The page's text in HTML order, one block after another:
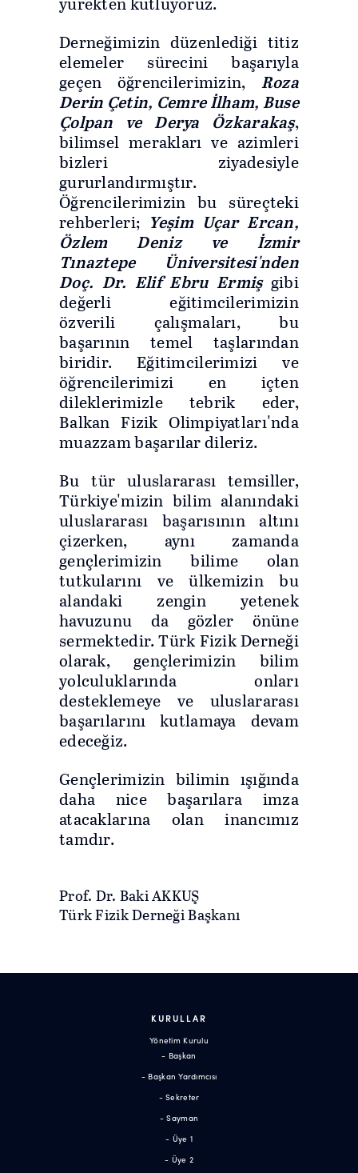
Derneğimizin düzenlediği titiz
elemeler sürecini başarıyla
geçen öğrencilerimizin,
Roza
Derin Çetin, Cemre İlham, Buse
Çolpan ve Derya Özkarakaş,
bilimsel merakları ve azimleri
bizleri ziyadesiyle
gururlandırmıştır.
Öğrencilerimizin bu süreçteki
rehberleri;
Yeşim Uçar Ercan,
Özlem Deniz ve İzmir
Tınaztepe Üniversitesi'nden
Doç. Dr. Elif Ebru Ermişgibi
değerli eğitimcilerimizin
özverili çalışmaları, bu
başarının temel taşlarından
biridir. Eğitimcilerimizi ve
öğrencilerimizi en içten
dileklerimizle tebrik eder,
Balkan Fizik Olimpiyatları'nda
muazzam başarılar dileriz.
Bu tür uluslararası temsiller,
Türkiye'mizin bilim alanındaki
uluslararası başarısının altını
çizerken, aynı zamanda
gençlerimizin bilime olan
tutkularını ve ülkemizin bu
alandaki zengin yetenek
havuzunu da gözler önüne
sermektedir. Türk Fizik Derneği
olarak, gençlerimizin bilim
yolculuklarında onları
desteklemeye ve uluslararası
başarılarını kutlamaya devam
edeceğiz.
Gençlerimizin bilimin ışığında
daha nice başarılara imza
atacaklarına olan inancımız
tamdır.
Prof. Dr. Baki AKKUŞ
Türk Fizik Derneği Başkanı
KURULLAR
Yönetim Kurulu
- Başkan
- Başkan Yardımcısı
- Sekreter
- Sayman
- Üye 1
- Üye 2